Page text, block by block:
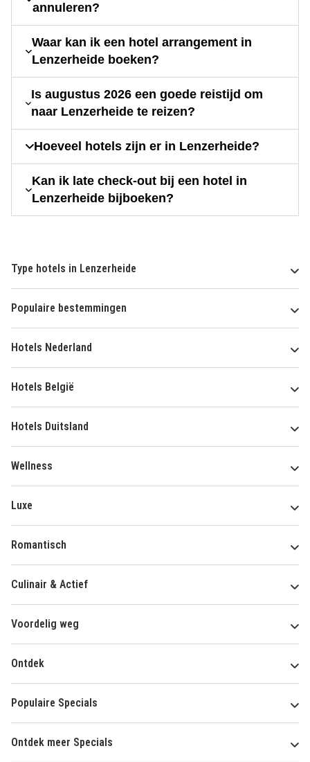
annuleren?
Waar kan ik een hotel arrangement in
Lenzerheide boeken?
Is augustus 2026 een goede reistijd om
naar Lenzerheide te reizen?
Hoeveel hotels zijn er in Lenzerheide?
Kan ik late check-out bij een hotel in
Lenzerheide bijboeken?
Type hotels in Lenzerheide
Populaire bestemmingen
Hotels Nederland
Hotels België
Hotels Duitsland
Wellness
Luxe
Romantisch
Culinair & Actief
Voordelig weg
Ontdek
Populaire Specials
Ontdek meer Specials